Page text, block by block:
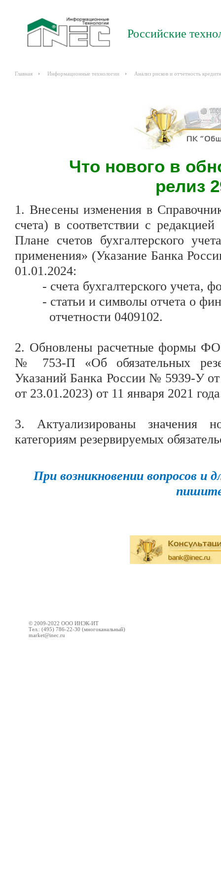
Российские
Главная Информационные технологии Анализ рисков и отчетность
Что нового в
релиз
1. Внесены изменения в
счета) в соответствии с
Плане счетов бухгалтерского
применения» (Указание Банка
01.01.2024:
- счета бухгалтерского учета,
- статьи и символы отчета о
отчетности 0409102.
2. Обновлены расчетные формы
№ 753-П «Об обязательных
Указаний Банка России № 5939-У
от 23.01.2023) от 11 января 2021
3. Актуализированы значения
категориям резервируемых
При возникновении вопросов и
© 2009-2022 ООО ИНЭК-ИТ
Тел.: (495) 786-22-30 (многоканальный)
market@inec.ru